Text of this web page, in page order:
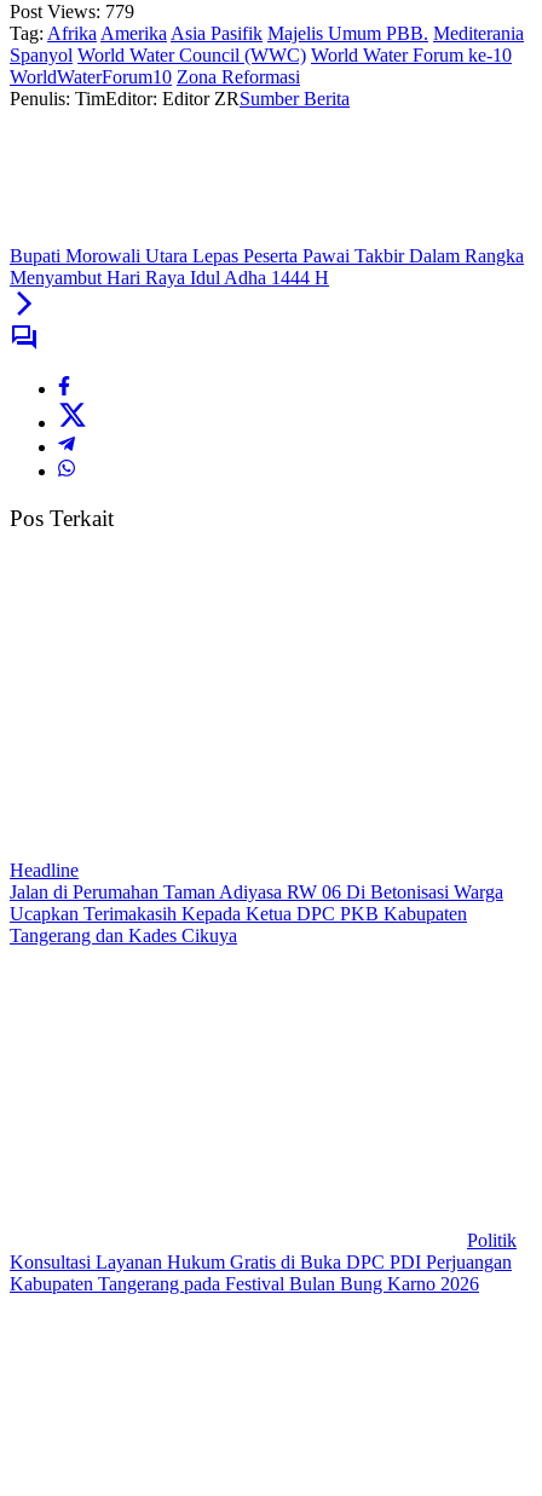
Post Views: 779
Tag: Afrika Amerika Asia Pasifik Majelis Umum PBB. Mediterania
Spanyol World Water Council (WWC) World Water Forum ke-10
WorldWaterForum10 Zona Reformasi
Penulis: TimEditor: Editor ZRSumber Berita
Bupati Morowali Utara Lepas Peserta Pawai Takbir Dalam Rangka
Menyambut Hari Raya Idul Adha 1444 H
Pos Terkait
Headline
Jalan di Perumahan Taman Adiyasa RW 06 Di Betonisasi Warga
Ucapkan Terimakasih Kepada Ketua DPC PKB Kabupaten
Tangerang dan Kades Cikuya
Politik
Konsultasi Layanan Hukum Gratis di Buka DPC PDI Perjuangan
Kabupaten Tangerang pada Festival Bulan Bung Karno 2026